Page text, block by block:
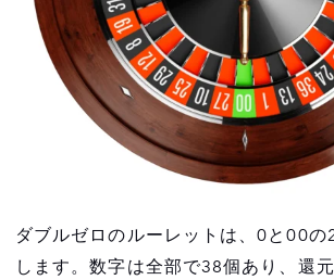
ダブルゼロのルーレットは、0と00の
します。数字は全部で38個あり、還